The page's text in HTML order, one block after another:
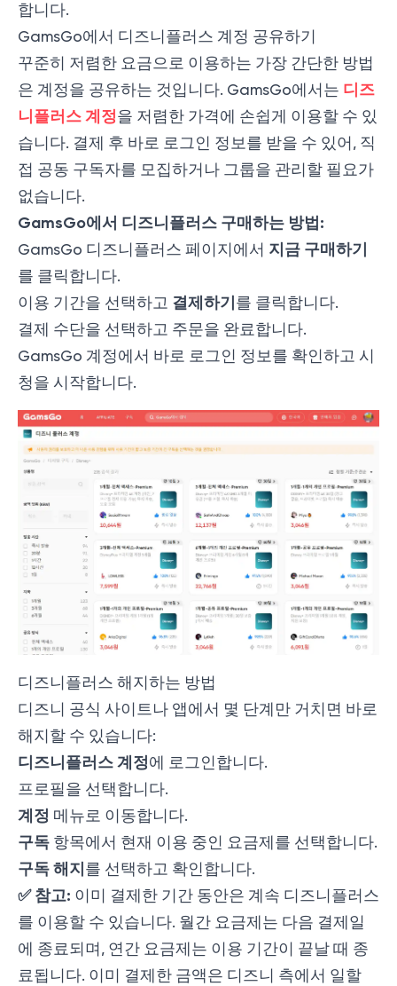
합니다.
GamsGo에서 디즈니플러스 계정 공유하기
꾸준히 저렴한 요금으로 이용하는 가장 간단한 방법
은 계정을 공유하는 것입니다. GamsGo에서는 디즈
니플러스 계정을 저렴한 가격에 손쉽게 이용할 수 있
습니다. 결제 후 바로 로그인 정보를 받을 수 있어, 직
접 공동 구독자를 모집하거나 그룹을 관리할 필요가
없습니다.
GamsGo에서 디즈니플러스 구매하는 방법:
GamsGo 디즈니플러스 페이지에서 지금 구매하기
를 클릭합니다.
이용 기간을 선택하고 결제하기 를 클릭합니다.
결제 수단을 선택하고 주문을 완료합니다.
GamsGo 계정에서 바로 로그인 정보를 확인하고 시
청을 시작합니다.
디즈니플러스 해지하는 방법
디즈니 공식 사이트나 앱에서 몇 단계만 거치면 바로
해지할 수 있습니다:
디즈니플러스 계정에 로그인합니다.
프로필을 선택합니다.
계정 메뉴로 이동합니다.
구독 항목에서 현재 이용 중인 요금제를 선택합니다.
구독 해지 를 선택하고 확인합니다.
✅ 참고: 이미 결제한 기간 동안은 계속 디즈니플러스
를 이용할 수 있습니다. 월간 요금제는 다음 결제일
에 종료되며, 연간 요금제는 이용 기간이 끝날 때 종
료됩니다. 이미 결제한 금액은 디즈니 측에서 일할